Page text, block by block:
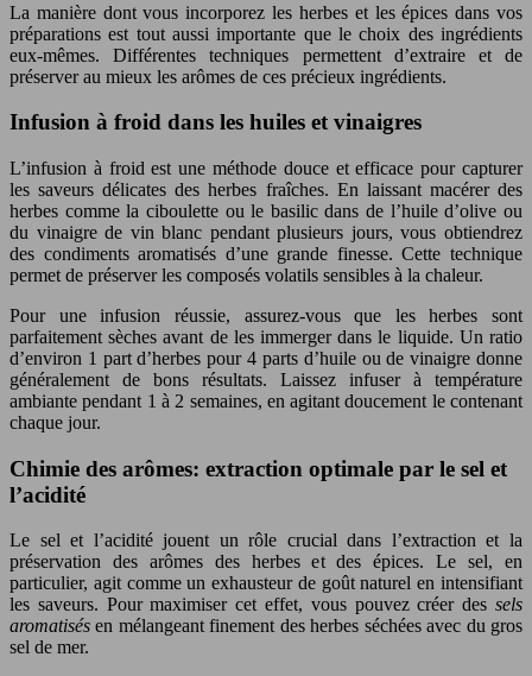
La manière dont vous incorporez les herbes et les épices dans vos
préparations est tout aussi importante que le choix des ingrédients
eux-mêmes. Différentes techniques permettent d’extraire et de
préserver au mieux les arômes de ces précieux ingrédients.
Infusion à froid dans les huiles et vinaigres
L’infusion à froid est une méthode douce et efficace pour capturer
les saveurs délicates des herbes fraîches. En laissant macérer des
herbes comme la ciboulette ou le basilic dans de l’huile d’olive ou
du vinaigre de vin blanc pendant plusieurs jours, vous obtiendrez
des condiments aromatisés d’une grande finesse. Cette technique
permet de préserver les composés volatils sensibles à la chaleur.
Pour une infusion réussie, assurez-vous que les herbes sont
parfaitement sèches avant de les immerger dans le liquide. Un ratio
d’environ 1 part d’herbes pour 4 parts d’huile ou de vinaigre donne
généralement de bons résultats. Laissez infuser à température
ambiante pendant 1 à 2 semaines, en agitant doucement le contenant
chaque jour.
Chimie des arômes: extraction optimale par le sel et
l’acidité
Le sel et l’acidité jouent un rôle crucial dans l’extraction et la
préservation des arômes des herbes et des épices. Le sel, en
particulier, agit comme un exhausteur de goût naturel en intensifiant
les saveurs. Pour maximiser cet effet, vous pouvez créer des sels
aromatisésen mélangeant finement des herbes séchées avec du gros
sel de mer.